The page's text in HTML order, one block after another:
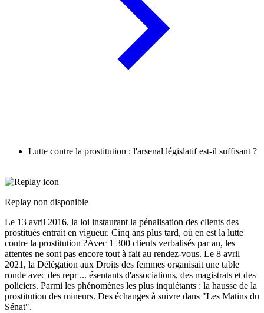
Lutte contre la prostitution : l'arsenal législatif est-il suffisant ?
Replay non disponible
Le 13 avril 2016, la loi instaurant la pénalisation des clients des
prostitués entrait en vigueur. Cinq ans plus tard, où en est la lutte
contre la prostitution ?Avec 1 300 clients verbalisés par an, les
attentes ne sont pas encore tout à fait au rendez-vous. Le 8 avril
2021, la Délégation aux Droits des femmes organisait une table
ronde avec des repr ... ésentants d'associations, des magistrats et des
policiers. Parmi les phénomènes les plus inquiétants : la hausse de la
prostitution des mineurs. Des échanges à suivre dans "Les Matins du
Sénat".